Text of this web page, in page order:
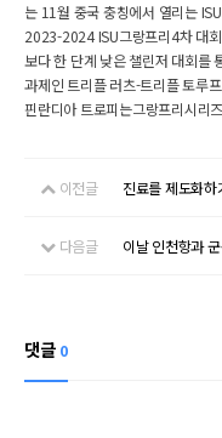
는 11월 중국 충칭에서 열리는
2023-2024 ISU그랑프리4차 대
보다 한 단계 낮은 챌린저 대회를
과제인 트리플 러츠-트리플 토루
핀란디아 트로피는그랑프리시리
이전글 진료를 제도화하
다음글 이날 인천항과
댓글 0